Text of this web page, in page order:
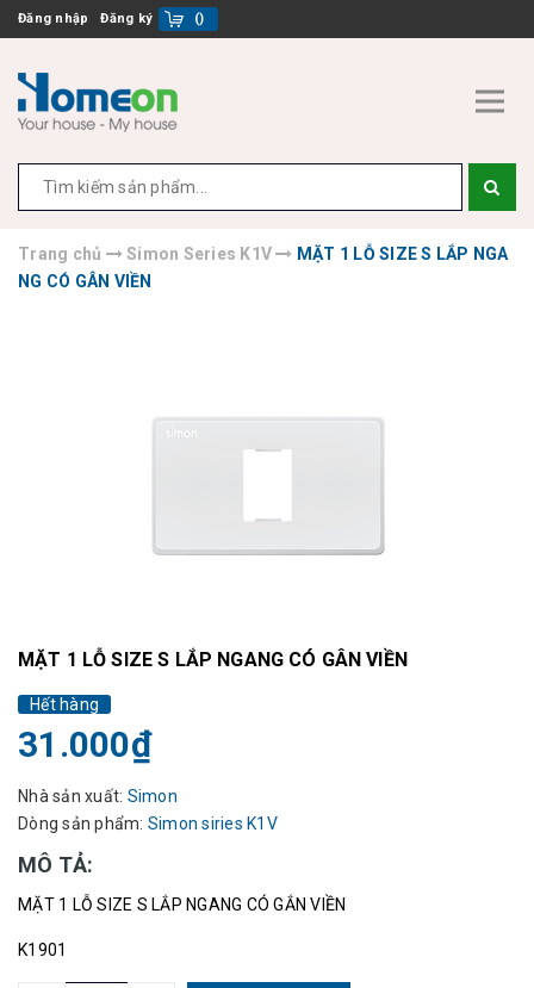
Đăng nhập Đăng ký ()
Trang chủ Simon Series K1V
MẶT 1 LỖ SIZE S LẮP NGA
NG CÓ GÂN VIỀN
MẶT 1 LỖ SIZE S LẮP NGANG CÓ GÂN VIỀN
Hết hàng
31.000₫
Nhà sản xuất: Simon
Dòng sản phẩm: Simon siries K1V
MÔ TẢ:
MẶT 1 LỖ SIZE S LẮP NGANG CÓ GẮN VIỀN
K1901